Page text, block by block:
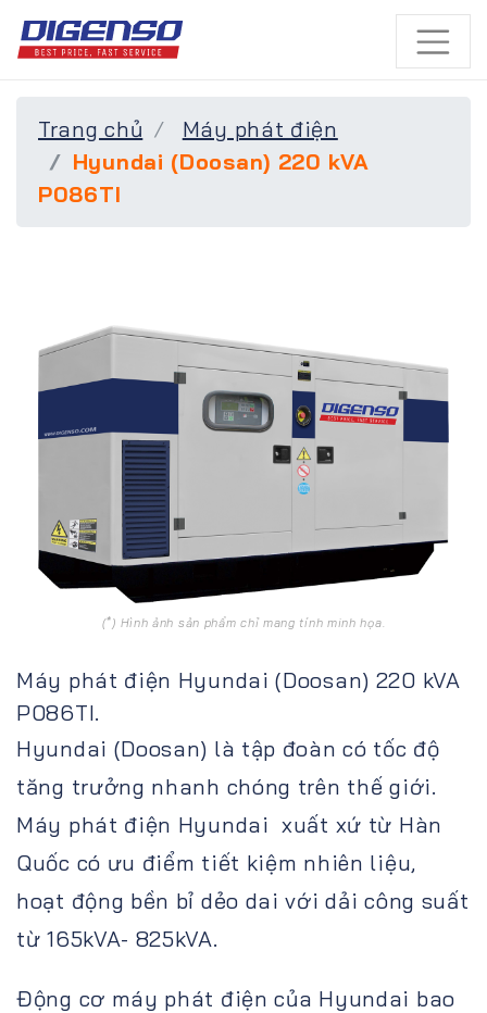
Trang chủ
Máy phát điện
Hyundai (Doosan) 220 kVA
P086TI
(*) Hình ảnh sản phẩm chỉ mang tính minh họa.
Máy phát điện Hyundai (Doosan) 220 kVA
P086TI.
Hyundai (Doosan) là tập đoàn có tốc độ
tăng trưởng nhanh chóng trên thế giới.
Máy phát điện Hyundai xuất xứ từ Hàn
Quốc có ưu điểm tiết kiệm nhiên liệu,
hoạt động bền bỉ dẻo dai với dải công suất
từ 165kVA- 825kVA.
Động cơ máy phát điện của Hyundai bao